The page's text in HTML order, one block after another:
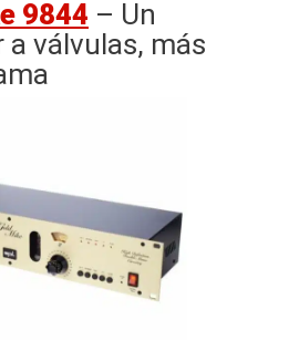
9844 – Un
válvulas, más